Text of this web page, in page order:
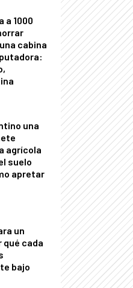
a 1000
cabina
una
agrícola
suelo
apretar
un
qué cada
bajo